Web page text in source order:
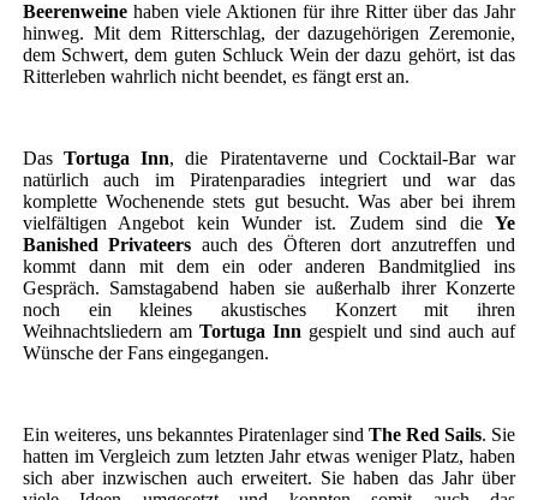
Beerenweinehaben viele Aktionen für ihre Ritter über das Jahr
hinweg. Mit dem Ritterschlag, der dazugehörigen Zeremonie,
dem Schwert, dem guten Schluck Wein der dazu gehört, ist das
Ritterleben wahrlich nicht beendet, es fängt erst an.
Das Tortuga Inn, die Piratentaverne und Cocktail-Bar war
natürlich auch im Piratenparadies integriert und war das
komplette Wochenende stets gut besucht. Was aber bei ihrem
vielfältigen Angebot kein Wunder ist. Zudem sind dieYe
Banished Privateers auch des Öfteren dort anzutreffen und
kommt dann mit dem ein oder anderen Bandmitglied ins
Gespräch. Samstagabend haben sie außerhalb ihrer Konzerte
noch ein kleines akustisches Konzert mit ihren
Weihnachtsliedern am Tortuga Inn gespielt und sind auch auf
Wünsche der Fans eingegangen.
Ein weiteres, uns bekanntes Piratenlager sindThe Red Sails. Sie
hatten im Vergleich zum letzten Jahr etwas weniger Platz, haben
sich aber inzwischen auch erweitert. Sie haben das Jahr über